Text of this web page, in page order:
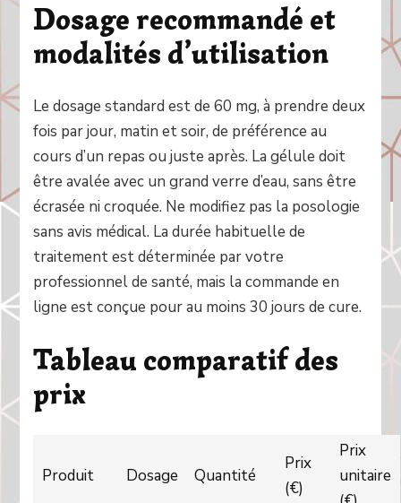
Dosage recommandé et
modalités d’utilisation
Le dosage standard est de 60 mg, à prendre deux
fois par jour, matin et soir, de préférence au
cours d’un repas ou juste après. La gélule doit
être avalée avec un grand verre d’eau, sans être
écrasée ni croquée. Ne modifiez pas la posologie
sans avis médical. La durée habituelle de
traitement est déterminée par votre
professionnel de santé, mais la commande en
ligne est conçue pour au moins 30 jours de cure.
Tableau comparatif des
prix
Produit Dosage Quantité
Prix
(€)
Prix
unitaire